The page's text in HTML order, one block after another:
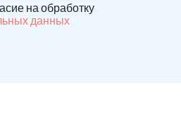
на обработку
данных